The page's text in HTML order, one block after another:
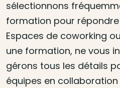
sélectionnons
formation pour
Espaces de coworking
une formation, ne vous
gérons tous les détails
équipes en